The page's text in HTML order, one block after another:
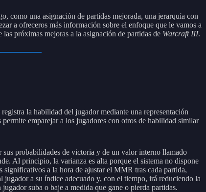
como una asignación de partidas mejorada, una jerarquía con
a ofreceros más información sobre el enfoque que le vamos a
próximas mejoras a la asignación de partidas de Warcraft III.
la habilidad del jugador mediante una representación
emparejar a los jugadores con otros de habilidad similar
probabilidades de victoria y de un valor interno llamado
Al principio, la varianza es alta porque el sistema no dispone
a la hora de ajustar el MMR tras cada partida,
a su índice adecuado y, con el tiempo, irá reduciendo la
suba o baje a medida que gane o pierda partidas.